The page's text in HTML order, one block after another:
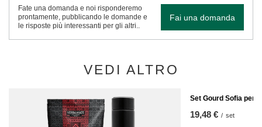
Fate una domanda e noi risponderemo
prontamente, pubblicando le domande e
le risposte più interessanti per gli altri..
Fai una domanda
VEDI ALTRO
Set Gourd Sofia per
19,48 € / set